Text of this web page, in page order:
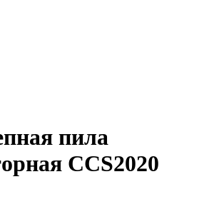
пила
CCS2020